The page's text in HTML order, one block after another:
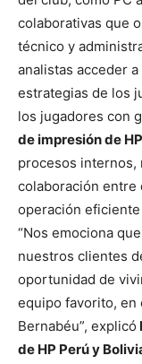
colaborativas que
técnico y
analistas acceder
estrategias de los
los jugadores con
de impresión de HP
procesos internos,
colaboración entre
operación
“Nos emociona
nuestros clientes
oportunidad de
equipo favorito, en
Bernabéu”, explicó
de HP Perú y